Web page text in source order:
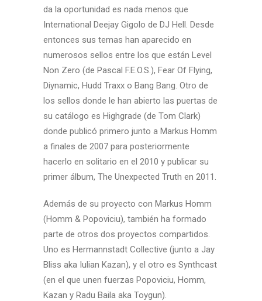
da la oportunidad es nada menos que
International Deejay Gigolo de DJ Hell. Desde
entonces sus temas han aparecido en
numerosos sellos entre los que están Level
Non Zero (de Pascal F.E.O.S.), Fear Of Flying,
Diynamic, Hudd Traxx o Bang Bang. Otro de
los sellos donde le han abierto las puertas de
su catálogo es Highgrade (de Tom Clark)
donde publicó primero junto a Markus Homm
a finales de 2007 para posteriormente
hacerlo en solitario en el 2010 y publicar su
primer álbum, The Unexpected Truth en 2011.
Además de su proyecto con Markus Homm
(Homm & Popoviciu), también ha formado
parte de otros dos proyectos compartidos.
Uno es Hermannstadt Collective (junto a Jay
Bliss aka Iulian Kazan), y el otro es Synthcast
(en el que unen fuerzas Popoviciu, Homm,
Kazan y Radu Baila aka Toygun).